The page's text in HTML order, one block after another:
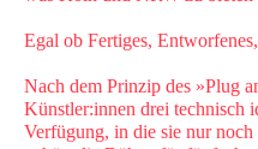
Egal ob Fertiges,
Nach dem Prinzip des »Plug
Künstler:innen drei technisch
Verfügung, in die sie nur noch